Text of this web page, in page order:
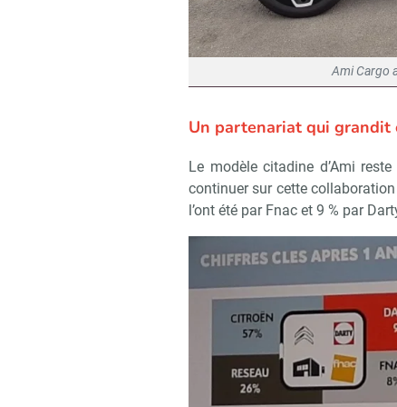
Ami Cargo
Un partenariat qui grandit
Le modèle citadine d’Ami
continuer sur cette
l’ont été par Fnac et 9 % par